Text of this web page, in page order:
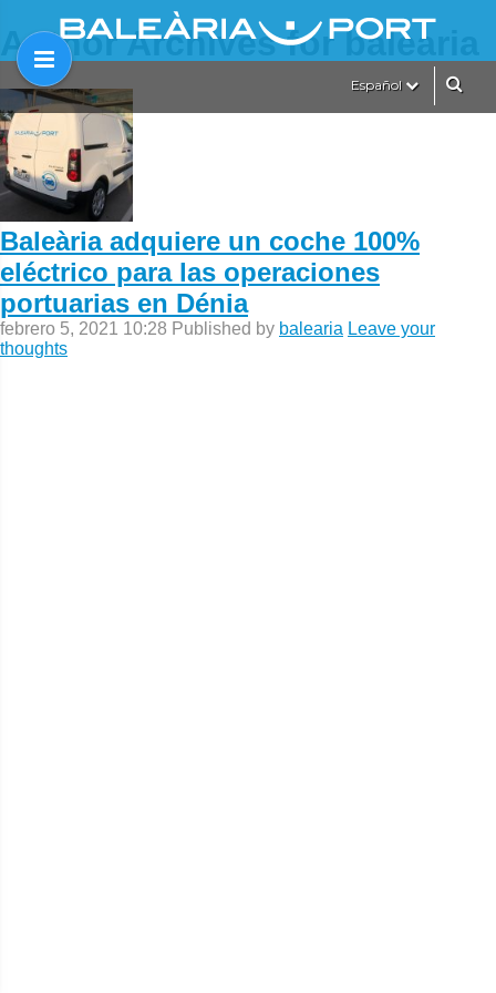
Español
Author Archives for balearia
Baleària adquiere un coche 100%
eléctrico para las operaciones
portuarias en Dénia
febrero 5, 2021 10:28 Published by balearia Leave your
thoughts